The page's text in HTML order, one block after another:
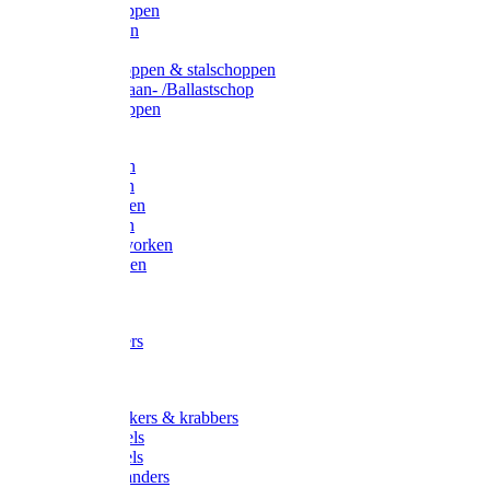
Betonschoppen
Schepbatsen
Ballastschoppen & stalschoppen
Slijtsrip Graan- /Ballastschop
Graanschoppen
Hooivorken
Mestvorken
Bietenvorken
Maisvorken
Aardappelvorken
Vijgenvorken
Tuinkrabbers
Onkruidstekers & krabbers
Hartschoffels
Ruitschoffels
Onkruidbranders